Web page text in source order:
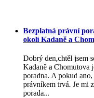
Bezplatná právní
okolí Kadaně a
Dobrý den,chtěl jsem
Kadaně a Chomutova
poradna. A pokud
právníkem trvá. Je mi
porada...